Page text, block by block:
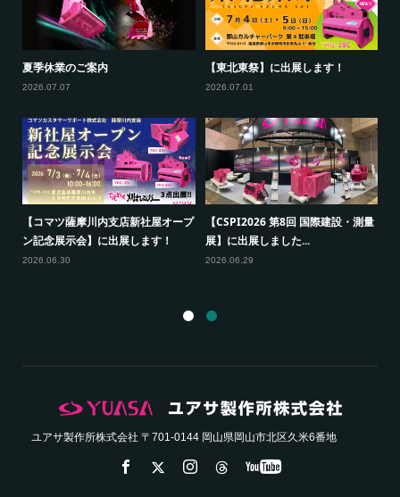
夏季休業のご案内
2026.07.07
【東北東祭】に出展します！
2026.07.01
【コマツ薩摩川内支店新社屋オープ
ン記念展示会】に出展します！
2026.06.30
【CSPI2026 第8回 国際建設・測量
展】に出展しました...
2026.06.29
ユアサ製作所株式会社 〒701-0144 岡山県岡山市北区久米6番地